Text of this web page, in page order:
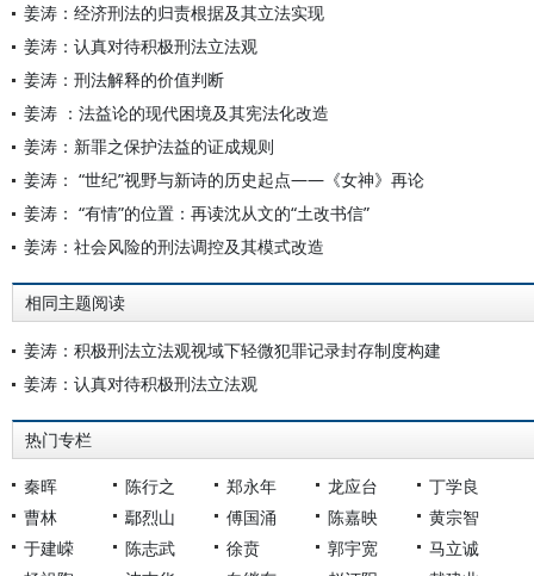
姜涛：经济刑法的归责根据及其立法实现
姜涛：认真对待积极刑法立法观
姜涛：刑法解释的价值判断
姜涛 ：法益论的现代困境及其宪法化改造
姜涛：新罪之保护法益的证成规则
姜涛： “世纪”视野与新诗的历史起点——《女神》再论
姜涛： “有情”的位置：再读沈从文的“土改书信”
姜涛：社会风险的刑法调控及其模式改造
相同主题阅读
姜涛：积极刑法立法观视域下轻微犯罪记录封存制度构建
姜涛：认真对待积极刑法立法观
热门专栏
秦晖 陈行之 郑永年 龙应台
丁学良
曹林
鄢烈山 傅国涌 陈嘉映
黄宗智
于建嵘
陈志武 徐贲 郭宇宽
马立诚